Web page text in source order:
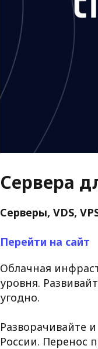
Сервера
Серверы, VDS,
Перейти на сайт
Облачная
уровня.
угодно.
Разворачивайте
России. Перенос